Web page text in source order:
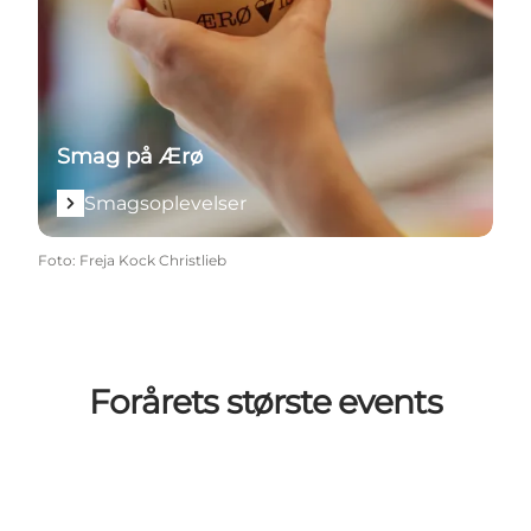
Smag på Ærø
Smagsoplevelser
Foto: Freja Kock Christlieb
Forårets største events